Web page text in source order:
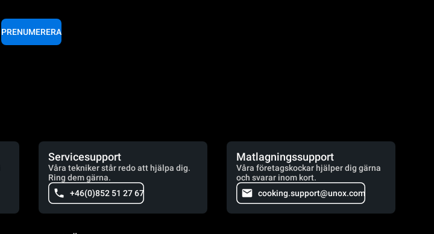
PRENUMERERA
Servicesupport
Våra tekniker står redo att hjälpa dig.
Ring dem gärna.
+46(0)852 51 27 67
Matlagningssupport
Våra företagskockar hjälper dig gärna
och svarar inom kort.
cooking.support@unox.com